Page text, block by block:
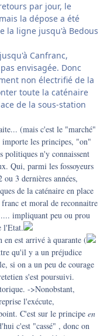
par jour, le
la dépose a été
la ligne jusqu'à Bedous
Canfranc,
envisagée. Donc
non électrifié de la
toute la caténaire
de la sous-station
(mais c'est le "marché"
importe les principes, "on"
politiques n'y connaissent
Qui, parmi les fossoyeurs
3 dernières années,
de la caténaire en place
et moral de reconnaitre
impliquant peu ou prou
l'Etat.
est arrivé à quarante (
qu'il y a un préjudice
si on a un peu de courage
s'est poursuivi.
->Nonobstant,
l'exécute,
C'est sur le principe en
c'est "cassé" , donc on